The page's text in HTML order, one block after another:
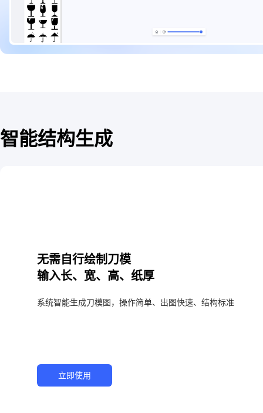
智能结构生成
无需自行绘制刀模
输入长、宽、高、纸厚
系统智能生成刀模图，操作简单、出图快速、结构标准
立即使用